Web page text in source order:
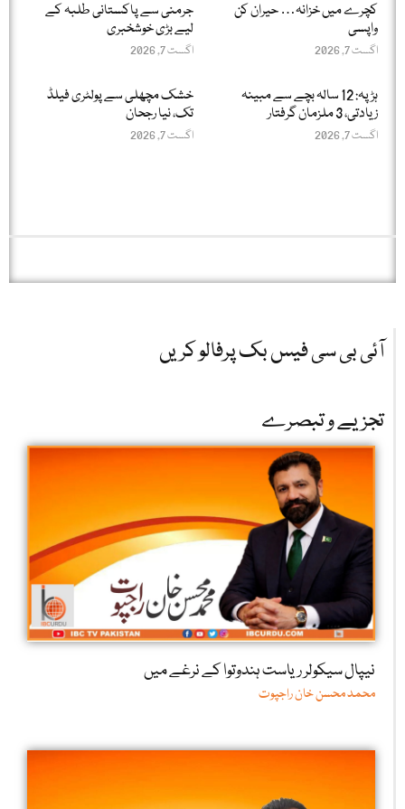
کچرے میں خزانہ… حیران کن
واپسی
اگست 7, 2026
جرمنی سے پاکستانی طلبہ کے
لیے بڑی خوشخبری
اگست 7, 2026
ہڑپہ: 12 سالہ بچے سے مبینہ
زیادتی، 3 ملزمان گرفتار
اگست 7, 2026
خشک مچھلی سے پولٹری فیلڈ
تک، نیا رجحان
اگست 7, 2026
آئی بی سی فیس بک پرفالو کریں
تجزیے و تبصرے
نیپال سیکولر ریاست ہندوتوا کے نرغے میں
محمد محسن خان راجپوت